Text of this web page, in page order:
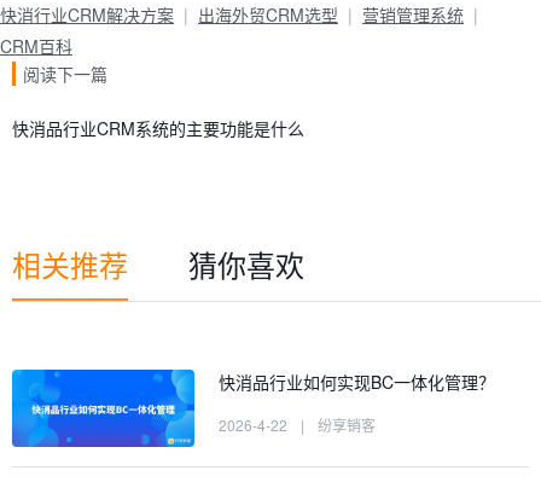
快消行业CRM解决方案
出海外贸CRM选型
营销管理系统
CRM百科
阅读下一篇
快消品行业CRM系统的主要功能是什么
相关推荐 猜你喜欢
快消品行业如何实现BC一体化管理？
2026-4-22 | 纷享销客